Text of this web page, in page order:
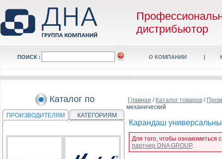
дистрибьютор
ПОИСК : О КОМПАНИИ |
Каталог по
ПРОИЗВОДИТЕЛЯМ КАТЕГОРИЯМ
Главная / Каталог товаров /
механический
Карандаш
Для того, чтобы
партнер DNA GROUP.